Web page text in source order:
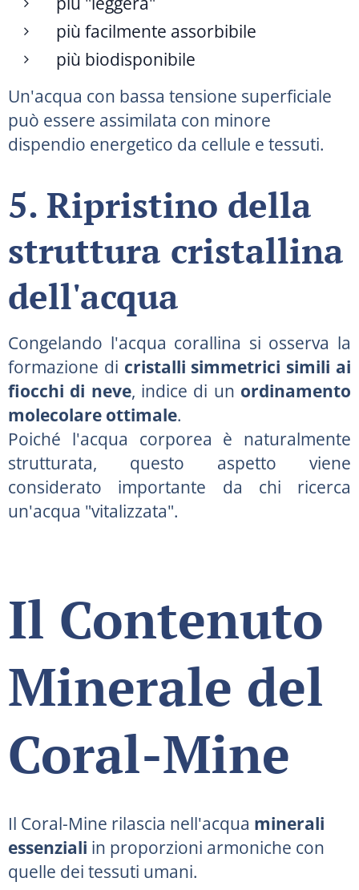
più facilmente assorbibile
più biodisponibile
Un'acqua con bassa tensione superficiale
può essere assimilata con minore
dispendio energetico da cellule e tessuti.
5. Ripristino della
struttura cristallina
dell'acqua
Congelando l'acqua corallina si osserva la
formazione di cristalli simmetrici simili ai
fiocchi di neve, indice di un ordinamento
molecolare ottimale.
Poiché l'acqua corporea è naturalmente
strutturata, questo aspetto viene
considerato importante da chi ricerca
un'acqua "vitalizzata".
Il Contenuto
Minerale del
Coral-Mine
Il Coral-Mine rilascia nell'acqua minerali
essenziali in proporzioni armoniche con
quelle dei tessuti umani.